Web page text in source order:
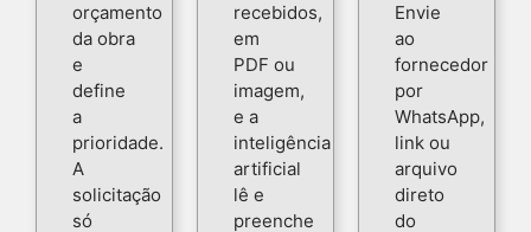
orçamento
da obra
e
define
a
prioridade.
A
solicitação
só
recebidos,
em
PDF ou
imagem,
e a
inteligência
artificial
lê e
preenche
Envie
ao
fornecedor
por
WhatsApp,
link ou
arquivo
direto
do